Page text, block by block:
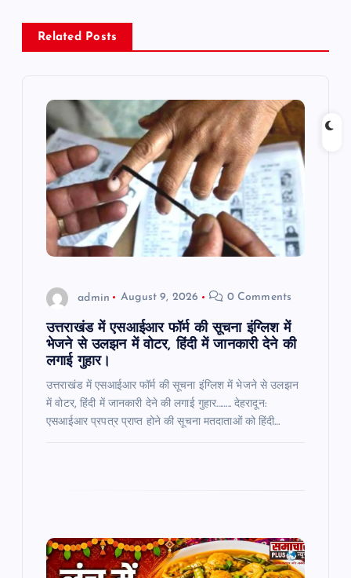
v
Related Posts
admin August 9, 2026 0 Comments
उत्तराखंड में एसआईआर फॉर्म की सूचना इंग्लिश में
भेजने से उलझन में वोटर, हिंदी में जानकारी देने की
लगाई गुहार।
उत्तराखंड में एसआईआर फॉर्म की सूचना इंग्लिश में भेजने से उलझन
में वोटर, हिंदी में जानकारी देने की लगाई गुहार…….. देहरादून:
एसआईआर प्रपत्र प्राप्त होने की सूचना मतदाताओं को हिंदी…